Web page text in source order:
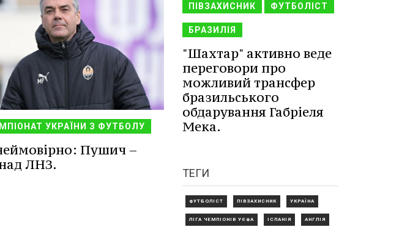
УКРАЇНИ З ФУТБОЛУ
Пушич –
ЛНЗ.
ПІВЗАХИСНИК ФУТБОЛІСТ
БРАЗИЛІЯ
"Шахтар" активно веде
переговори про
можливий трансфер
бразильського
обдарування Габріеля
Мека.
ТЕГИ
ФУТБОЛІСТ ПІВЗАХИСНИК УКРАЇНА
ЛІГА ЧЕМПІОНІВ УЄФА ІСПАНІЯ АНГЛІЯ